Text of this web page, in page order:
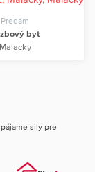
Predám
byt
Malacky
sily pre